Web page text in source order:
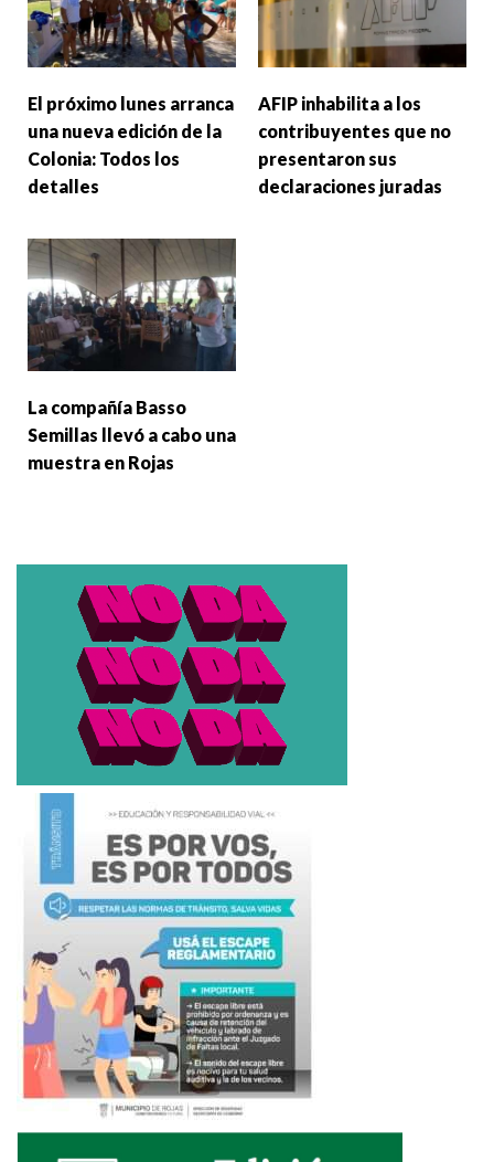
El próximo lunes arranca
una nueva edición de la
Colonia: Todos los
detalles
AFIP inhabilita a los
contribuyentes que no
presentaron sus
declaraciones juradas
La compañía Basso
Semillas llevó a cabo una
muestra en Rojas